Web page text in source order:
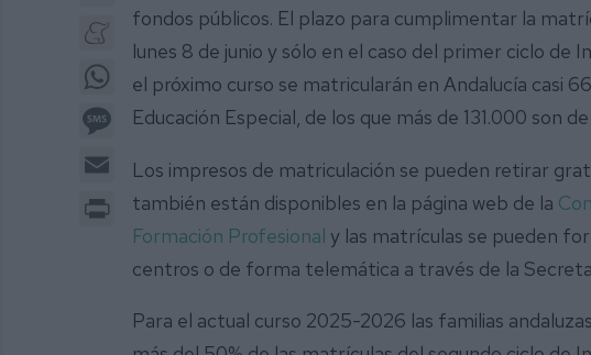
Meneame
Message
Print
fondos públicos. El plazo para cumplimentar la
lunes 8 de junio y sólo en el caso del primer ciclo de
el próximo curso se matricularán en Andalucía casi
Educación Especial, de los que más de 131.000 son
Los impresos de matriculación se pueden retirar
también están disponibles en la página web de la
Formación Profesional y las matrículas se pueden
centros o de forma telemática a través de la
Para el actual curso 2025-2026 las familias